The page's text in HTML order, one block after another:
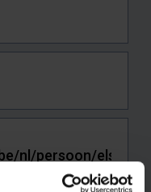
encountered the error.